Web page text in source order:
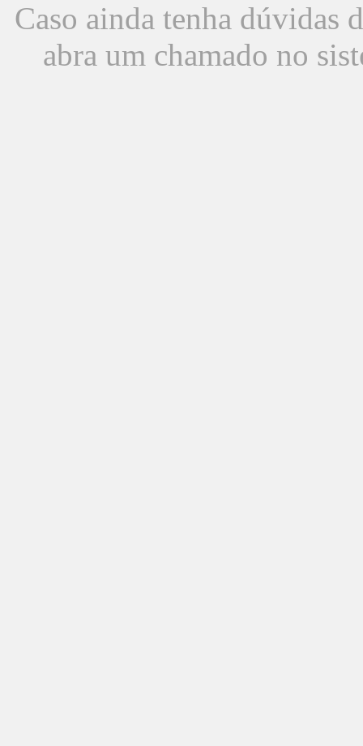
Caso ainda tenha dúvidas
abra um chamado no